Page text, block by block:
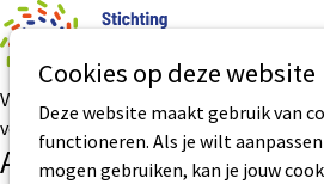
Cookies op deze website
Deze website maakt gebruik van
functioneren. Als je wilt
mogen gebruiken, kan je jouw
Via het onderstaande formulier kunt u
voor accreditatie indienen.
Aanvraagformulier